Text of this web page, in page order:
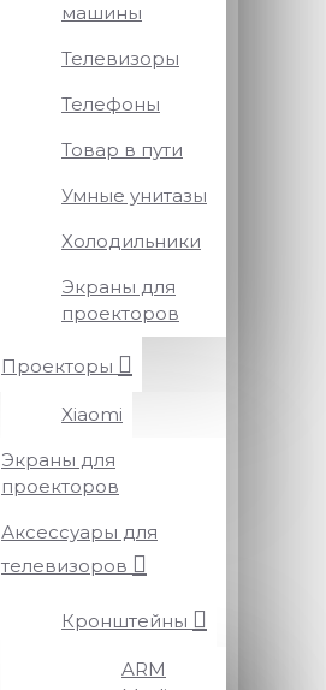
машины
Телевизоры
Телефоны
Товар в пути
Умные унитазы
Холодильники
Экраны для
проекторов
Проекторы
Xiaomi
Экраны для
проекторов
Аксессуары для
телевизоров
Кронштейны
ARM